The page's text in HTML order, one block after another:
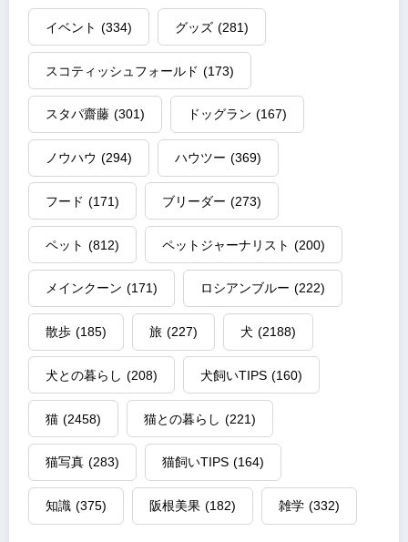
イベント (334) グッズ (281)
スコティッシュフォールド (173)
スタパ齋藤 (301) ドッグラン (167)
ノウハウ (294) ハウツー (369)
フード (171) ブリーダー (273)
ペット (812) ペットジャーナリスト (200)
メインクーン (171) ロシアンブルー (222)
散歩 (185) 旅 (227) 犬 (2188)
犬との暮らし (208) 犬飼いTIPS (160)
猫 (2458) 猫との暮らし (221)
猫写真 (283) 猫飼いTIPS (164)
知識 (375) 阪根美果 (182) 雑学 (332)